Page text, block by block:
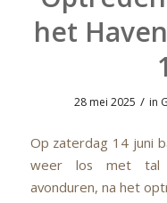
het
28 mei 2025 / in
Op zaterdag 14 juni
weer los met tal
avonduren, na het